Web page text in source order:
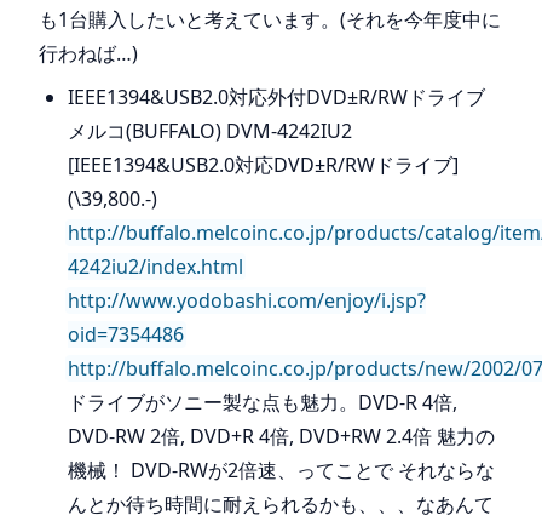
も1台購入したいと考えています。(それを今年度中に
行わねば…)
IEEE1394&USB2.0対応外付DVD±R/RWドライブ
メルコ(BUFFALO) DVM-4242IU2
[IEEE1394&USB2.0対応DVD±R/RWドライブ]
(\39,800.-)
http://buffalo.melcoinc.co.jp/products/catalog/
4242iu2/index.html
http://www.yodobashi.com/enjoy/i.jsp?
oid=7354486
http://buffalo.melcoinc.co.jp/products/new/2002/
ドライブがソニー製な点も魅力。DVD-R 4倍,
DVD-RW 2倍, DVD+R 4倍, DVD+RW 2.4倍 魅力の
機械！ DVD-RWが2倍速、ってことで それならな
んとか待ち時間に耐えられるかも、、、なあんて